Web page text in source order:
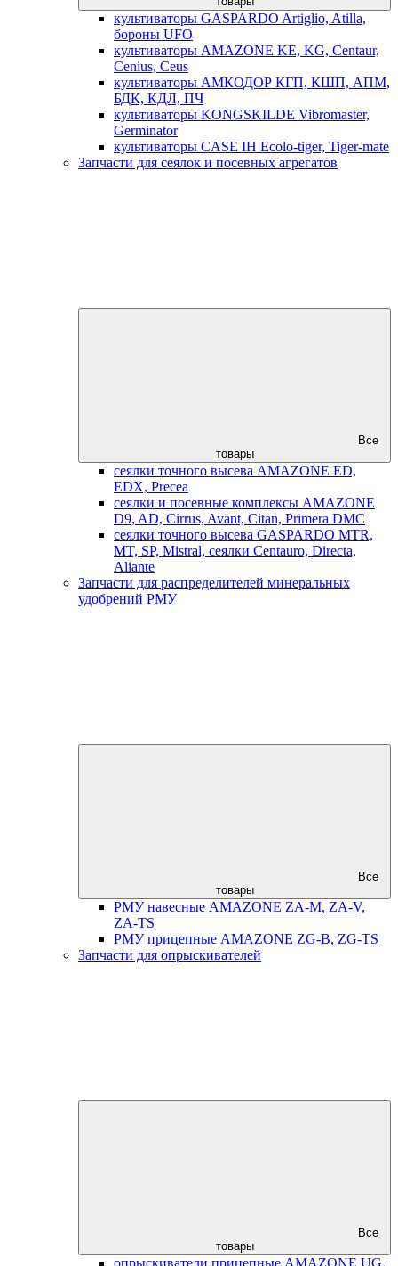
культиваторы GASPARDO Artiglio, Atilla,
бороны UFO
культиваторы AMAZONE KE, KG, Centaur,
Cenius, Ceus
культиваторы АМКОДОР КГП, КШП, АПМ,
БДК, КДЛ, ПЧ
культиваторы KONGSKILDE Vibromaster,
Germinator
культиваторы CASE IH Ecolo-tiger, Tiger-mate
Запчасти для сеялок и посевных агрегатов
Все
товары
сеялки точного высева AMAZONE ED,
EDX, Precea
сеялки и посевные комплексы AMAZONE
D9, AD, Cirrus, Avant, Citan, Primera DMC
сеялки точного высева GASPARDO MTR,
MT, SP, Mistral, сеялки Centauro, Directa,
Aliante
Запчасти для распределителей минеральных
удобрений РМУ
Все
товары
РМУ навесные AMAZONE ZA-M, ZA-V,
ZA-TS
РМУ прицепные AMAZONE ZG-B, ZG-TS
Запчасти для опрыскивателей
Все
товары
опрыскиватели прицепные AMAZONE UG,